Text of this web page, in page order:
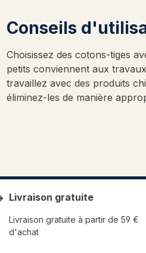
Conseils
Choisissez des cotons-tiges
petits conviennent aux
travaillez avec des produits
éliminez-les de manière
Livraison gratuite
Livraison gratuite à partir de 59 €
d'achat